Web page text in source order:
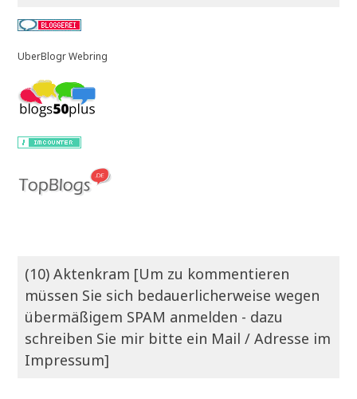
UberBlogr Webring
(10) Aktenkram [Um zu kommentieren
müssen Sie sich bedauerlicherweise wegen
übermäßigem SPAM anmelden - dazu
schreiben Sie mir bitte ein Mail / Adresse im
Impressum]